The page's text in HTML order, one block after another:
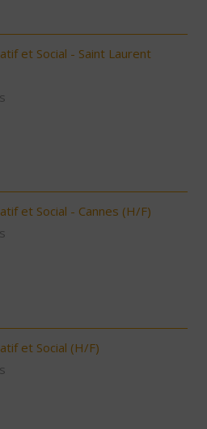
et Social - Saint Laurent
et Social - Cannes (H/F)
et Social (H/F)